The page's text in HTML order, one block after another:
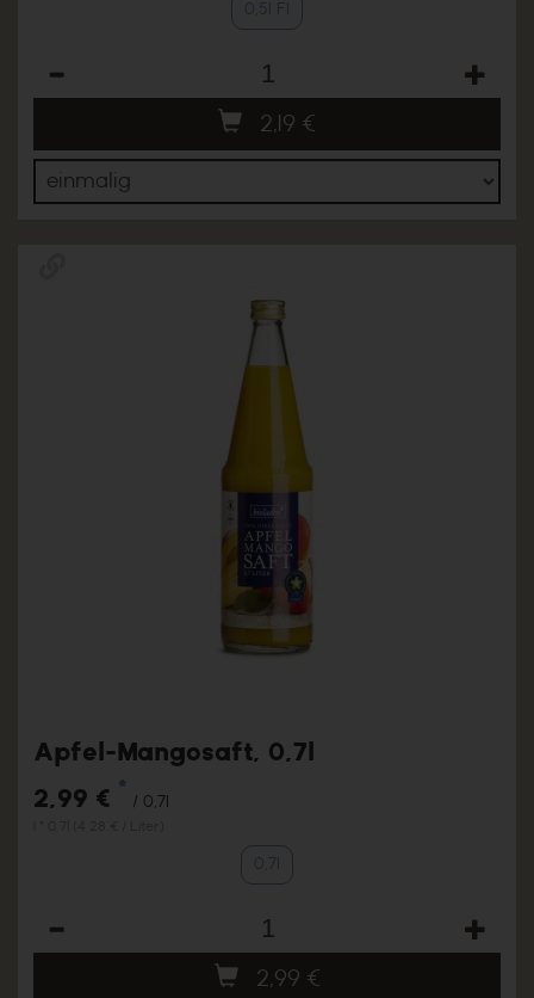
0,5l Fl
2,19 €
Apfel-Mangosaft, 0,7l
2,99 € *
/ 0,7l
0,7l
2,99 €